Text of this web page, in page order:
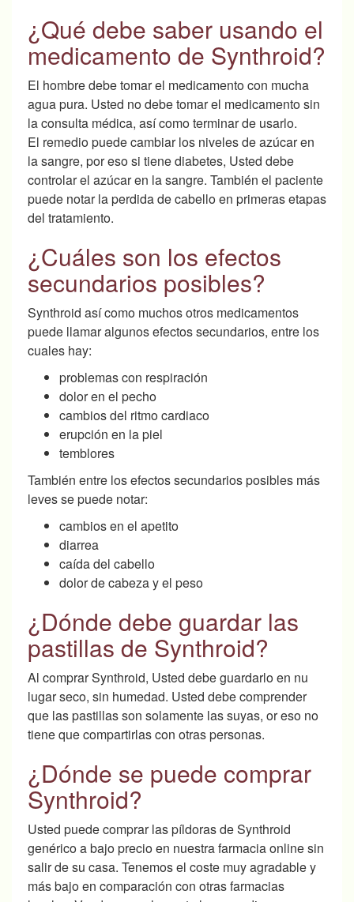
¿Qué debe saber usando el
medicamento de Synthroid?
El hombre debe tomar el medicamento con mucha
agua pura. Usted no debe tomar el medicamento sin
la consulta médica, así como terminar de usarlo.
El remedio puede cambiar los niveles de azúcar en
la sangre, por eso si tiene diabetes, Usted debe
controlar el azúcar en la sangre. También el paciente
puede notar la perdida de cabello en primeras etapas
del tratamiento.
¿Cuáles son los efectos
secundarios posibles?
Synthroid así como muchos otros medicamentos
puede llamar algunos efectos secundarios, entre los
cuales hay:
problemas con respiración
dolor en el pecho
cambios del ritmo cardiaco
erupción en la piel
temblores
También entre los efectos secundarios posibles más
leves se puede notar:
cambios en el apetito
diarrea
caída del cabello
dolor de cabeza y el peso
¿Dónde debe guardar las
pastillas de Synthroid?
Al comprar Synthroid, Usted debe guardarlo en nu
lugar seco, sin humedad. Usted debe comprender
que las pastillas son solamente las suyas, or eso no
tiene que compartirlas con otras personas.
¿Dónde se puede comprar
Synthroid?
Usted puede comprar las píldoras de Synthroid
genérico a bajo precio en nuestra farmacia online sin
salir de su casa. Tenemos el coste muy agradable y
más bajo en comparación con otras farmacias